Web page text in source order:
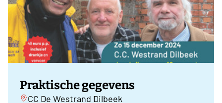
Praktische gegevens
CC De Westrand Dilbeek